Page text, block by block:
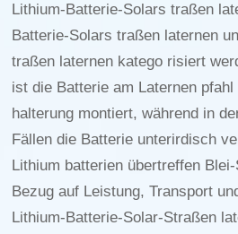
Lithium-Batterie-Solars traßen
Batterie-Solars traßen laternen
traßen laternen katego risiert
ist die Batterie am Laternen pfahl
halterung montiert, während in
Fällen die Batterie unterirdisch
Lithium batterien übertreffen
Bezug auf Leistung, Transport
Lithium-Batterie-Solar-Straßen